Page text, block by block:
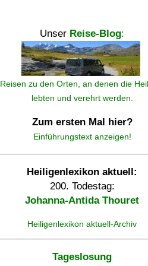
Unser Reise-Blog:
Reisen zu den Orten, an denen die
lebten und verehrt werden.
Zum ersten Mal hier?
Einführungstext anzeigen!
Heiligenlexikon aktuell:
200. Todestag:
Johanna-Antida Thouret
Heiligenlexikon aktuell-Archiv
Tageslosung